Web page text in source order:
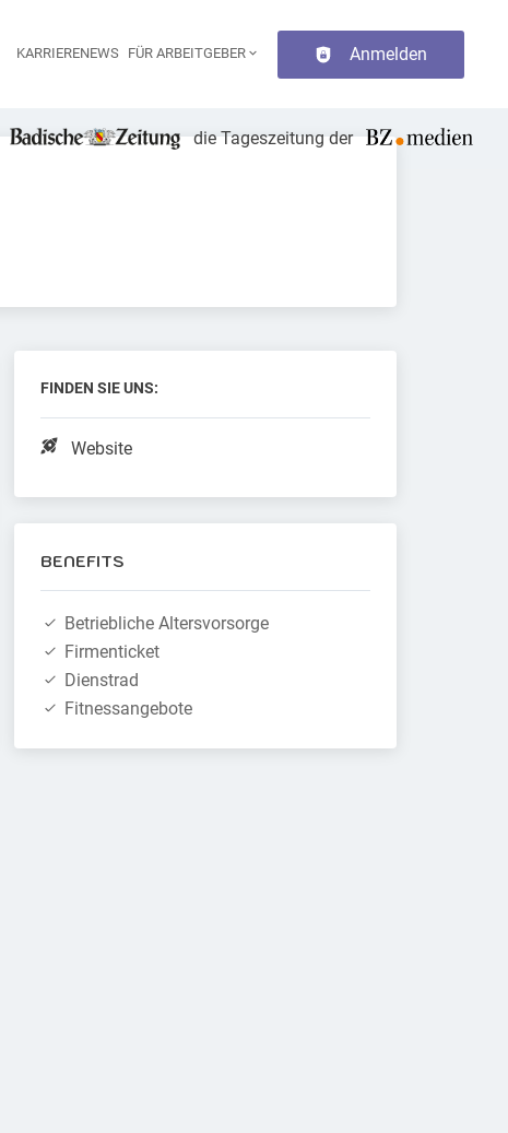
Haupt-Navigation
KARRIERENEWS FÜR ARBEITGEBER Anmelden
die Tageszeitung der
FINDEN SIE UNS:
Website
BENEFITS
Betriebliche Altersvorsorge
Firmenticket
Dienstrad
Fitnessangebote